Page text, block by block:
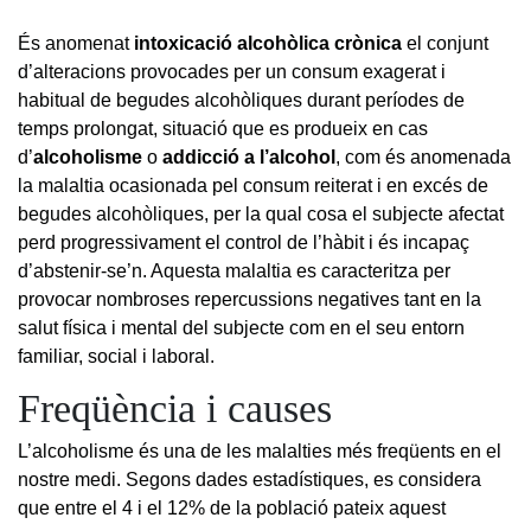
És anomenat intoxicació alcohòlica crònica el conjunt
d’alteracions provocades per un consum exagerat i
habitual de begudes alcohòliques durant períodes de
temps prolongat, situació que es produeix en cas
d’alcoholisme o addicció a l’alcohol , com és anomenada
la malaltia ocasionada pel consum reiterat i en excés de
begudes alcohòliques, per la qual cosa el subjecte afectat
perd progressivament el control de l’hàbit i és incapaç
d’abstenir-se’n. Aquesta malaltia es caracteritza per
provocar nombroses repercussions negatives tant en la
salut física i mental del subjecte com en el seu entorn
familiar, social i laboral.
Freqüència i causes
L’alcoholisme és una de les malalties més freqüents en el
nostre medi. Segons dades estadístiques, es considera
que entre el 4 i el 12% de la població pateix aquest